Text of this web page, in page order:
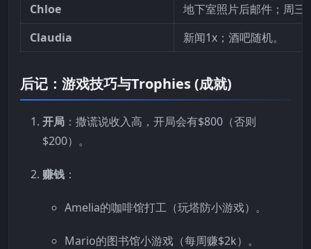
Chloe
地下室照片后邮件；周三
Claudia
新闻1x；酒吧随机。
后记：游戏技巧与Trophies (成就)
开局 ：撒谎说收入高，开局会有$800（否则
$200）。
赚钱 ：
Amelia的咖啡馆打工（玩塔防小游戏）。
Mario的图书馆小游戏（每周赚$2k）。